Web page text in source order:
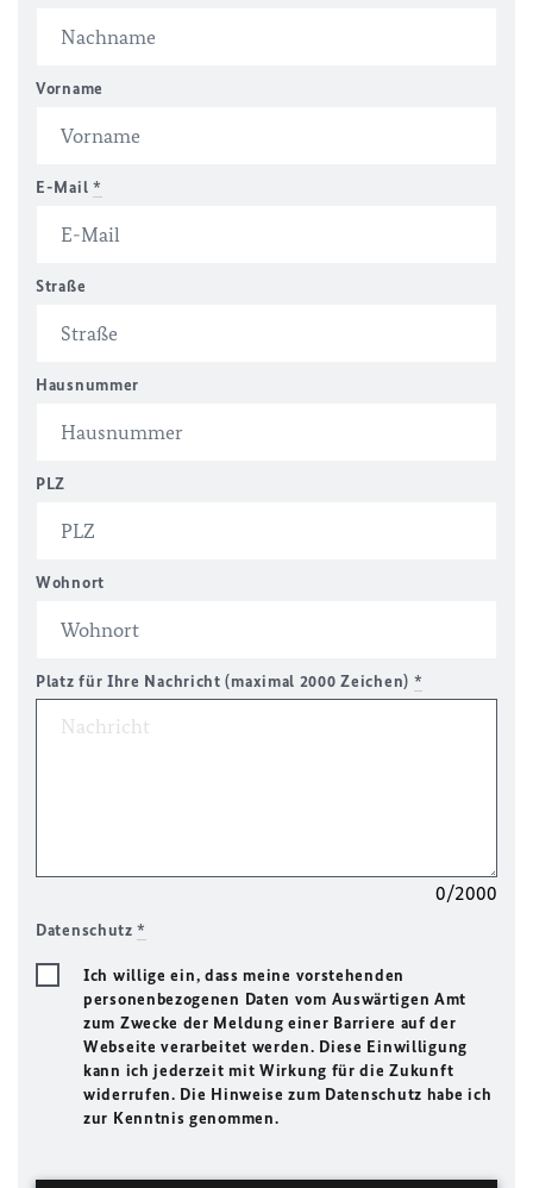
Vorname
E-Mail *
Straße
Hausnummer
PLZ
Wohnort
Platz für Ihre Nachricht (maximal 2000 Zeichen) *
0/2000
Datenschutz*
Ich willige ein, dass meine vorstehenden
personenbezogenen Daten vom Auswärtigen Amt
zum Zwecke der Meldung einer Barriere auf der
Webseite verarbeitet werden. Diese Einwilligung
kann ich jederzeit mit Wirkung für die Zukunft
widerrufen. Die Hinweise zum Datenschutz habe ich
zur Kenntnis genommen.